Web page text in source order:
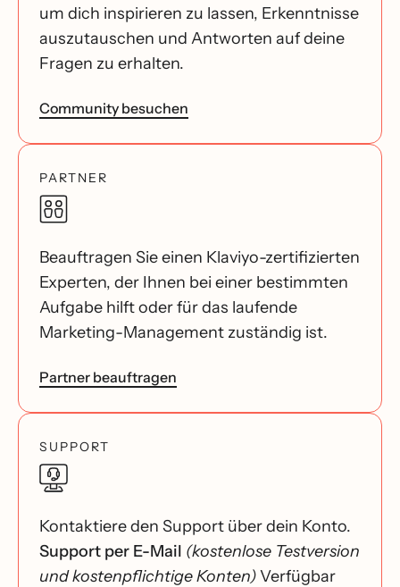
um dich inspirieren zu lassen, Erkenntnisse
auszutauschen und Antworten auf deine
Fragen zu erhalten.
Community besuchen
PARTNER
Beauftragen Sie einen Klaviyo-zertifizierten
Experten, der Ihnen bei einer bestimmten
Aufgabe hilft oder für das laufende
Marketing-Management zuständig ist.
Partner beauftragen
SUPPORT
Kontaktiere den Support über dein Konto.
Support per E-Mail (kostenlose Testversion
und kostenpflichtige Konten)Verfügbar